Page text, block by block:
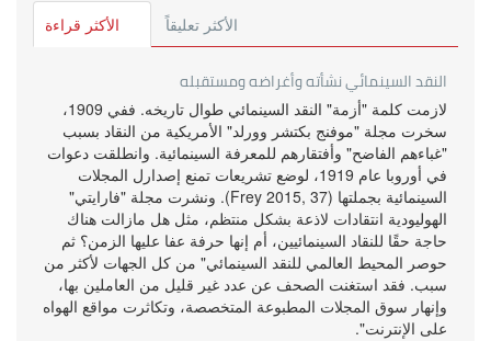
الأكثر قراءة الأكثر تعليقاً
النقد السينمائي نشأته وأغراضه ومستقبله
لازمت كلمة "أزمة" النقد السينمائي طوال تاريخه. ففي 1909،
سخرت مجلة "موفنج بكتشر وورلد" الأمريكية من النقاد بسبب
"غباءهم الفاضح" وأفتقارهم للمعرفة السينمائية. وانطلقت دعوات
في أوروبا عام 1919، لوضع تشريعات تمنع إصدارل المجلات
السينمائية بجملتها (Frey 2015, 37). ونشرت مجلة "فارايتي"
الهوليودية انتقادات لاذعة بشكل منتظم، مثل هل مازالت هناك
حاجة حقًا للنقاد السينمائيين، أم إنها حرفة عفا عليها الزمن؟ ثم
حوصر المحيط العالمي للنقد السينمائي" من كل الجهات لأكثر من
سبب. فقد استغنت الصحف عن عدد غير قليل من العاملين بها،
وإنهار سوق المجلات المطبوعة المتخصصة، وتكاثرت مواقع الهواه
على الإنترنت".